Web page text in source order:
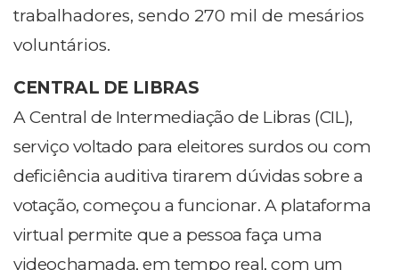
trabalhadores, sendo 270 mil de mesários
voluntários.
CENTRAL DE LIBRAS
A Central de Intermediação de Libras (CIL),
serviço voltado para eleitores surdos ou com
deficiência auditiva tirarem dúvidas sobre a
votação, começou a funcionar. A plataforma
virtual permite que a pessoa faça uma
videochamada, em tempo real, com um